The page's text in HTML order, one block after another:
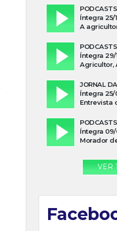
PODCASTS
Íntegra 25/
PODCASTS
Íntegra 29/
JORNAL
Íntegra 25/
PODCASTS
Íntegra 09/
VER